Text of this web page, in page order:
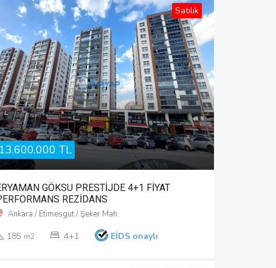
Satılık
13.600.000 TL
GÖKSU PRESTİJDE 4+1 FİYAT
REZİDANS
Ankara / Etimesgut / Şeker Mah.
185 m2 4+1 EİDS onaylı